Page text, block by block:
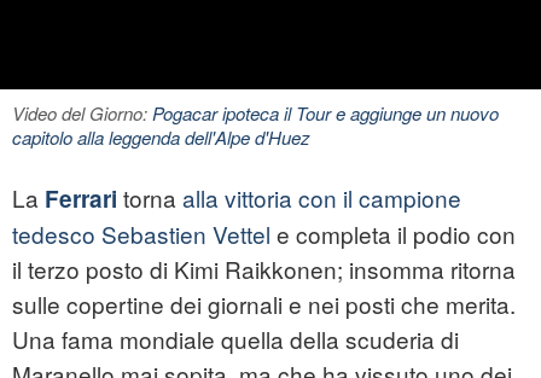
Video del Giorno:Pogacar ipoteca il Tour e aggiunge un nuovo
capitolo alla leggenda dell'Alpe d'Huez
La Ferrari torna alla vittoria con il campione
tedesco Sebastien Vettel e completa il podio con
il terzo posto di Kimi Raikkonen; insomma ritorna
sulle copertine dei giornali e nei posti che merita.
Una fama mondiale quella della scuderia di